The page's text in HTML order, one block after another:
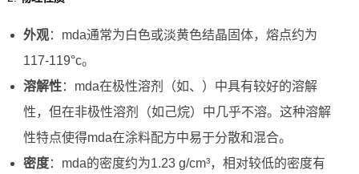
外观：mda通常为白色或淡黄色结晶固体，熔点约为
117-119°c。
溶解性：mda在极性溶剂（如、）中具有较好的溶解
性，但在非极性溶剂（如己烷）中几乎不溶。这种溶解
性特点使得mda在涂料配方中易于分散和混合。
密度：mda的密度约为1.23 g/cm³，相对较低的密度有